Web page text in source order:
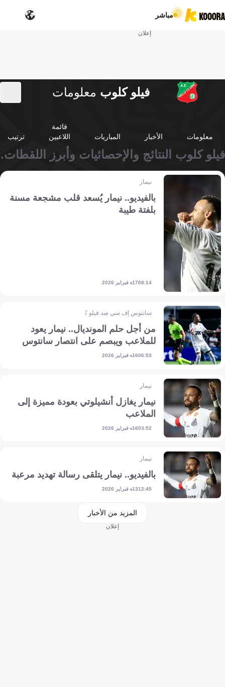
مباشر
إعلان
فيلو كلوب معلومات
معلومات الأخبار المباريات
قائمة
اللاعبين
ترتيب
فيلو كلوب النتائج والإحصائيات وأبرز اللقطات.
نيمار
بالفيديو.. نيمار يُسعد قلب مشجعة مسنة
بلفتة طيبة
08:1417 فبراير 2026
سانتوس إف سي ضد فيلو كلوب
من أجل حلم المونديال.. نيمار يعود
للملاعب ويبصم على انتصار سانتوس
06:5316 فبراير 2026
نيمار
نيمار يغازل أنشيلوتي بعودة مميزة إلى
الملاعب
03:5216 فبراير 2026
نيمار
بالفيديو.. نيمار يتلقى رسالة تهديد مرعبة
12:4513 فبراير 2026
المزيد من الأخبار
إعلان